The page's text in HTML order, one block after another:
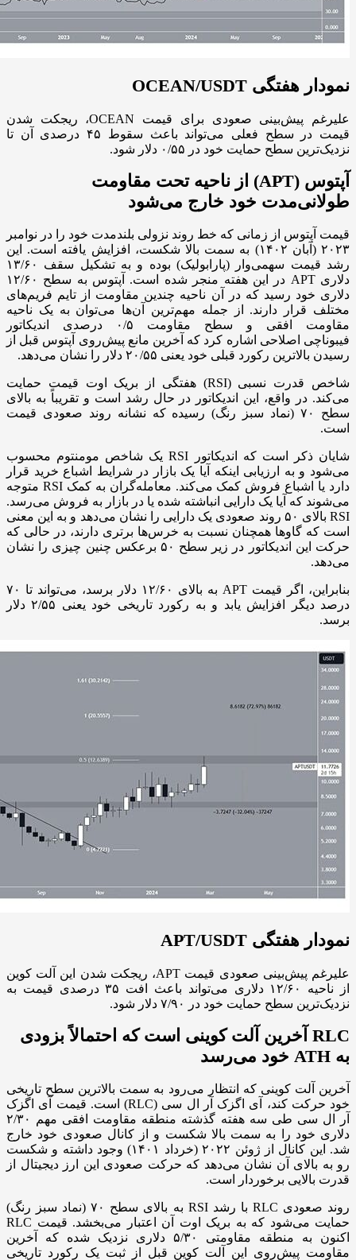
نمودار هفتگی OCEAN/USDT
علیرغم پیش‌بینی صعودی برای قیمت OCEAN، ریجکت شدن
قیمت در سطح فعلی می‌تواند باعث سقوط ۴۵ درصدی آن تا
نزدیک‌ترین سطح حمایت خود در ۰/۵۵ دلار شود.
آپتوس (APT) از ناحیه تحت مقاومت
طولانی‌مدت خود خارج می‌شود
قیمت آپتوس از زمانی که خط روند نزولی بلندمدت خود را در نوامبر
۲۰۲۳ (آبان ۱۴۰۲) به سمت بالا شکست، افزایش یافته است. این
رشد قیمت سهمی‌وار (پارابولیک) بوده و به تشکیل سقف ۱۳/۶۰
دلاری APT در این هفته منجر شده است. آپتوس به سطح ۱۲/۶۰
دلاری خود رسید که در آن ناحیه چندین مقاومت از تایم فریم‌های
مختلف قرار دارند. از جمله مهم‌ترین آن‌ها می‌توان به یک ناحیه
مقاومت افقی و سطح مقاومت ۰/۵ درصدی اندیکاتور
فیبوناچی اصلاحی اشاره کرد که آخرین مانع پیش‌روی آپتوس قبل از
رسیدن بالاترین رکورد قبلی خود یعنی ۲۰/۵۵ دلار را نشان می‌دهد.
شاخص قدرت نسبی (RSI) هفتگی از بریک اوت قیمت حمایت
می‌کند. در واقع، این اندیکاتور در حال رشد است و تقریباً به بالای
سطح ۷۰ (نماد سبز رنگ) رسیده که نشانه روند صعودی قیمت
است.
شایان ذکر است که اندیکاتور RSI یک شاخص مومنتوم محسوب
می‌شود و به ارزیابی اینکه آیا یک بازار در شرایط اشباع خرید قرار
دارد یا اشباع فروش کمک می‌کند. معامله‌گران به کمک RSI متوجه
می‌شوند که آیا یک دارایی انباشته شده یا در بازار به فروش می‌رسد.
RSI بالای ۵۰ روند صعودی یک دارایی را نشان می‌دهد و به این معنی
است که گاوها همچنان نسبت به خرس‌ها برتری دارند، در حالی که
حرکت این اندیکاتور در زیر سطح ۵۰ برعکس چنین چیزی را نشان
می‌دهد.
بنابراین، اگر قیمت APT به بالای ۱۲/۶۰ دلار برسد، می‌تواند تا ۷۰
درصد دیگر افزایش یابد و به رکورد تاریخی خود یعنی ۲/۵۵ دلار
برسد.
نمودار هفتگی APT/USDT
علیرغم پیش‌بینی صعودی قیمت APT، ریجکت شدن این آلت کوین
از ناحیه ۱۲/۶۰ دلاری می‌تواند باعث افت ۳۵ درصدی قیمت به
نزدیک‌ترین سطح حمایت خود در ۷/۹۰ دلار شود.
RLC آخرین آلت کوینی است که احتمالاً بزودی
به ATH خود می‌رسد
آخرین آلت کوینی که انتظار می‌رود به سمت بالاترین سطح تاریخی
خود حرکت کند، آی اگزک آر ال سی (RLC) است. قیمت آی اگزک
آر ال سی طی سه هفته گذشته منطقه مقاومت افقی مهم ۲/۳۰
دلاری خود را به سمت بالا شکست و از کانال صعودی خود خارج
شد. این کانال از ژوئن ۲۰۲۲ (خرداد ۱۴۰۱) وجود داشته و شکست
رو به بالای آن نشان می‌دهد که حرکت صعودی این ارز دیجیتال از
قدرت بالایی برخوردار است.
روند صعودی RLC با رشد RSI به بالای سطح ۷۰ (نماد سبز رنگ)
حمایت می‌شود که به بریک اوت آن اعتبار می‌بخشد. قیمت RLC
اکنون به منطقه مقاومتی ۵/۳۰ دلاری نزدیک شده که آخرین
مقاومت پیش‌روی این آلت کوین قبل از ثبت یک رکورد تاریخی